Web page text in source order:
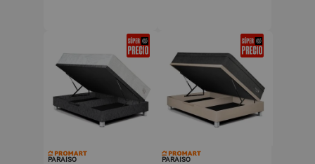
PARAISO PARAISO